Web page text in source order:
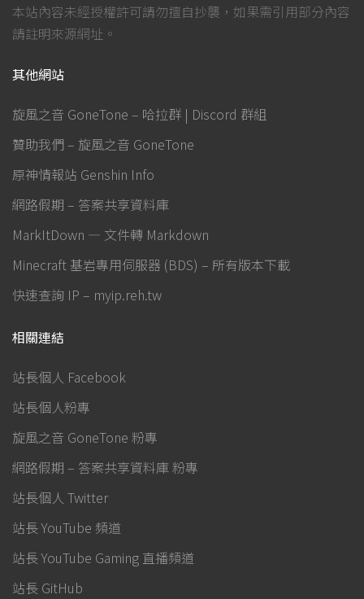
本站內容未經授權許可請勿擅自抄襲，如果需引用部分內容
請註明來源網址。
其他網站
旋風之音 GoneTone – 哈拉群 | Discord 群組
贊助我們 – 旋風之音 GoneTone
原神情報站 Genshin Info
網路假期 – 答案共享資料庫
MarkItDown — 文件轉 Markdown
Minecraft 基岩專用伺服器 (BDS) – 所有版本下載
快速查詢 IP – myip.reh.tw
相關連結
站長個人 Facebook
站長個人粉專
旋風之音 GoneTone 粉專
網路假期 – 答案共享資料庫 粉專
站長個人 Twitter
站長 YouTube 頻道
站長 YouTube Gaming 直播頻道
站長 GitHub